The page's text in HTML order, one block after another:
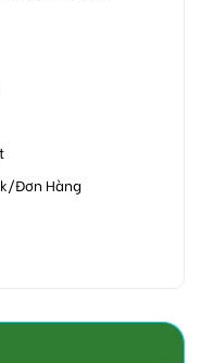
Đơn Hàng